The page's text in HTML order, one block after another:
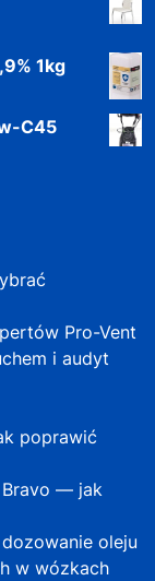
1kg
C45
Pro-Vent
i audyt
poprawić
Bravo — jak
oleju
w wózkach